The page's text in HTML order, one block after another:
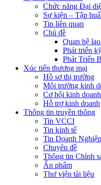
Chức năng Đại
Sự kiện – Tập
Tin liên quan
Chủ đề
Quan hệ
Phát triển
Phát Triển
Xúc tiến thương mại
Hồ sơ thị trường
Môi trường kinh
Cơ hội kinh doanh
Hỗ trợ kinh doanh
Thông tin truyền thông
Tin VCCI
Tin kinh tế
Tin Doanh Nghiệp
Chuyên đề
Thông tin Chính
Ấn phẩm
Thư viện tài liệu